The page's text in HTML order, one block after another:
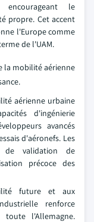
encourageant le
propre. Cet accent
l'Europe comme
de l'UAM.
la mobilité aérienne
aérienne urbaine
d'ingénierie
avancés
d'aéronefs. Les
de validation de
précoce des
future et aux
renforce
toute l'Allemagne.